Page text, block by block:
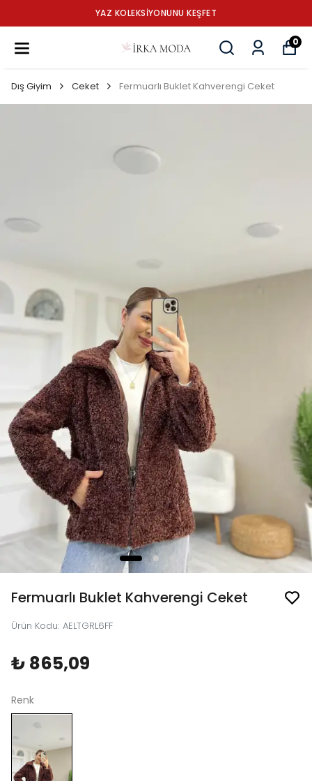
YAZ KOLEKSİYONUNU KEŞFET
0
Dış Giyim Ceket Fermuarlı Buklet Kahverengi Ceket
Fermuarlı Buklet Kahverengi Ceket
Ürün Kodu: AELTGRL6FF
₺ 865,09
Renk